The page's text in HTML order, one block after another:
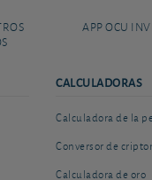
APP OCU
CALCULADORAS
Calculadora de la
Conversor de
Calculadora de oro